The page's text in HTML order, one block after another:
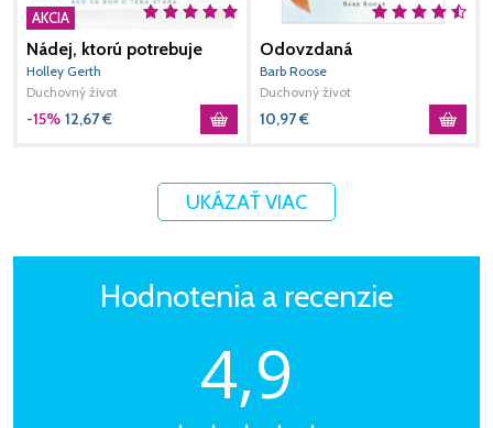
AKCIA
Nádej, ktorú potrebuje
tvoje srdce
Holley Gerth
Duchovný život
-15% 12,67€
Odovzdaná
Barb Roose
Duchovný život
10,97€
UKÁZAŤ VIAC
Hodnotenia a recenzie
4,9